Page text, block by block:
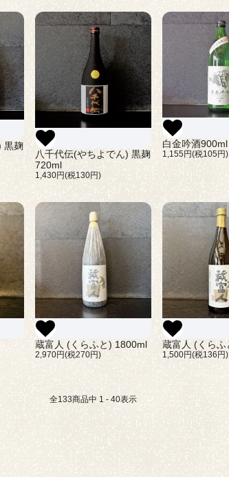
黒麹
八千代伝(やちよでん) 黒麹
720ml
1,430円(税130円)
白金吟酒900ml
1,155円(税105円)
蔵富人 (くらふと) 1800ml
2,970円(税270円) 1,500円(税136円)
全133商品中1 - 40表示